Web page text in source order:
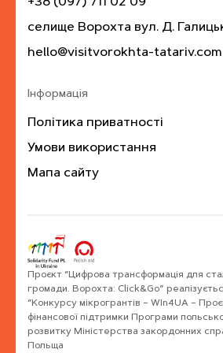
селище Ворохта вул. Д.
hello@visitvorokhta-tatariv.com
Інформація
Політика приватності
Умови використання
Мапа сайту
Проєкт “Цифрова трансформація для
громади. Ворохта: Click&Go”
“Конкурсу мікрогрантів – WIn4UA –
фінансової підтримки Програми
розвитку Міністерства закордонних
Польща